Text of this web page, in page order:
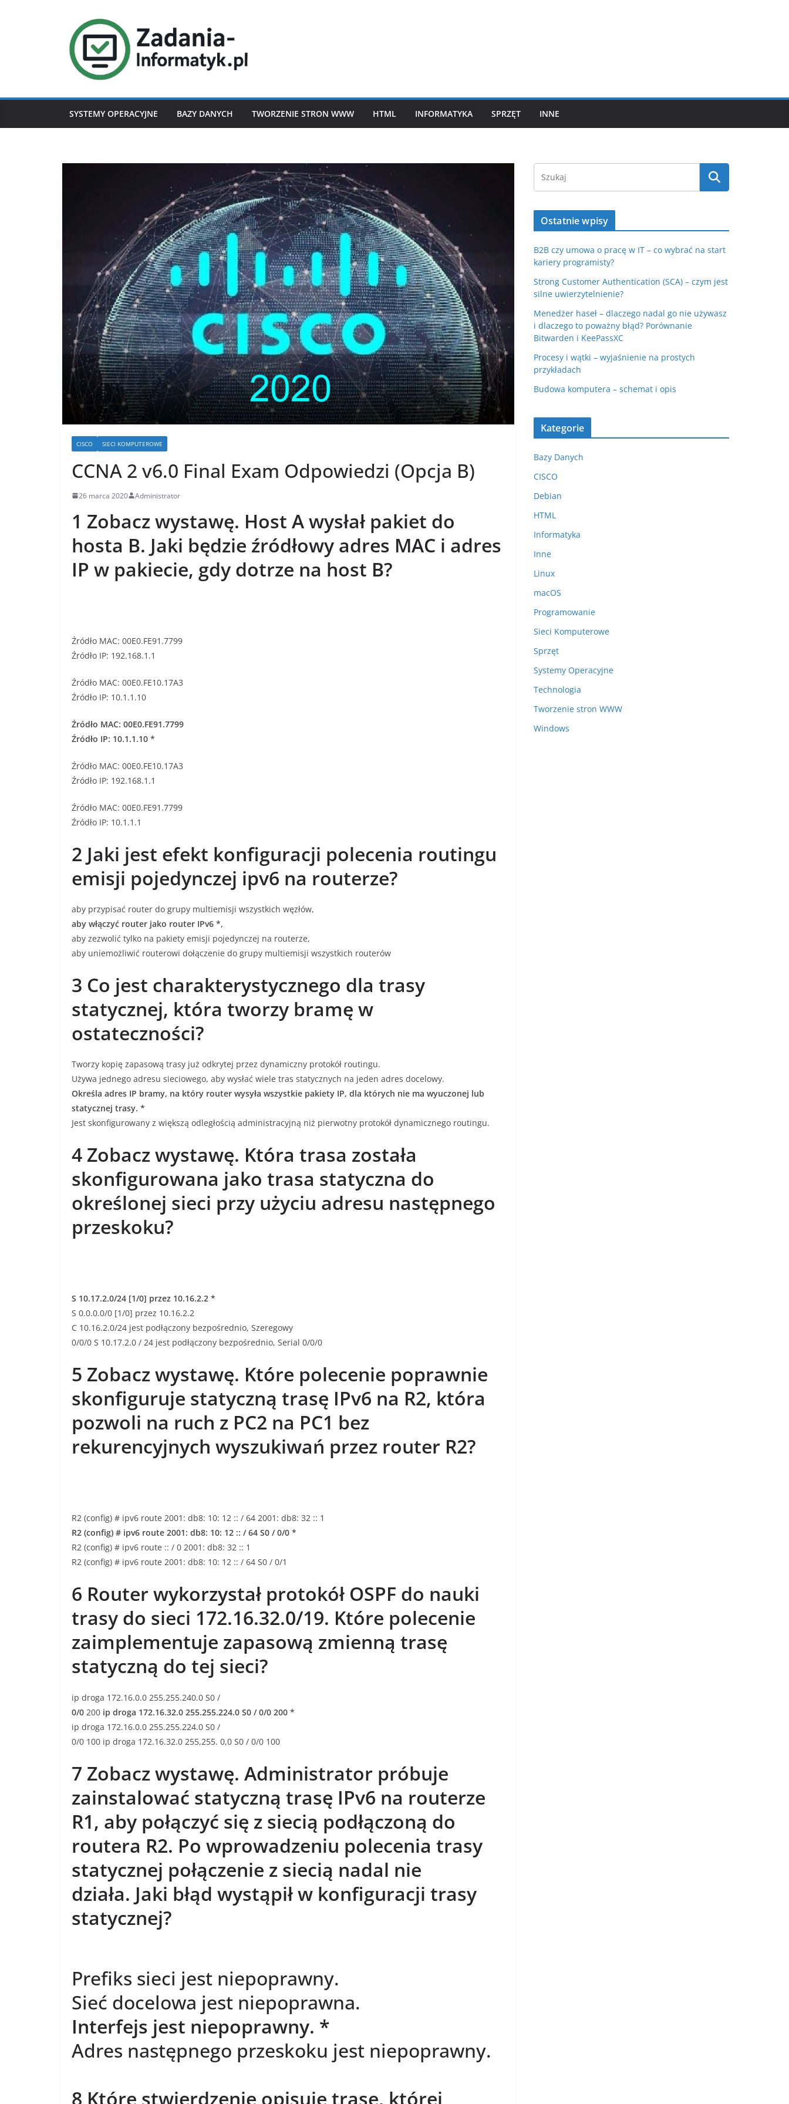
SYSTEMY OPERACYJNE BAZY DANYCH TWORZENIE STRON WWW HTML INFORMATYKA SPRZĘT INNE
CISCO SIECI KOMPUTEROWE
CCNA 2 v6.0 Final Exam Odpowiedzi (Opcja B)
26 marca 2020 Administrator
1 Zobacz wystawę. Host A wysłał pakiet do
hosta B. Jaki będzie źródłowy adres MAC i adres
IP w pakiecie, gdy dotrze na host B?
Źródło MAC: 00E0.FE91.7799
Źródło IP: 192.168.1.1
Źródło MAC: 00E0.FE10.17A3
Źródło IP: 10.1.1.10
Źródło MAC: 00E0.FE91.7799
Źródło IP: 10.1.1.10 *
Źródło MAC: 00E0.FE10.17A3
Źródło IP: 192.168.1.1
Źródło MAC: 00E0.FE91.7799
Źródło IP: 10.1.1.1
2 Jaki jest efekt konfiguracji polecenia routingu
emisji pojedynczej ipv6 na routerze?
aby przypisać router do grupy multiemisji wszystkich węzłów,
aby włączyć router jako router IPv6 *,
aby zezwolić tylko na pakiety emisji pojedynczej na routerze,
aby uniemożliwić routerowi dołączenie do grupy multiemisji wszystkich routerów
3 Co jest charakterystycznego dla trasy
statycznej, która tworzy bramę w
ostateczności?
Tworzy kopię zapasową trasy już odkrytej przez dynamiczny protokół routingu.
Używa jednego adresu sieciowego, aby wysłać wiele tras statycznych na jeden adres docelowy.
Określa adres IP bramy, na który router wysyła wszystkie pakiety IP, dla których nie ma wyuczonej lub
statycznej trasy. *
Jest skonfigurowany z większą odległością administracyjną niż pierwotny protokół dynamicznego routingu.
4 Zobacz wystawę. Która trasa została
skonfigurowana jako trasa statyczna do
określonej sieci przy użyciu adresu następnego
przeskoku?
S 10.17.2.0/24 [1/0] przez 10.16.2.2 *
S 0.0.0.0/0 [1/0] przez 10.16.2.2
C 10.16.2.0/24 jest podłączony bezpośrednio, Szeregowy
0/0/0 S 10.17.2.0 / 24 jest podłączony bezpośrednio, Serial 0/0/0
5 Zobacz wystawę. Które polecenie poprawnie
skonfiguruje statyczną trasę IPv6 na R2, która
pozwoli na ruch z PC2 na PC1 bez
rekurencyjnych wyszukiwań przez router R2?
R2 (config) # ipv6 route 2001: db8: 10: 12 :: / 64 2001: db8: 32 :: 1
R2 (config) # ipv6 route 2001: db8: 10: 12 :: / 64 S0 / 0/0 *
R2 (config) # ipv6 route :: / 0 2001: db8: 32 :: 1
R2 (config) # ipv6 route 2001: db8: 10: 12 :: / 64 S0 / 0/1
6 Router wykorzystał protokół OSPF do nauki
trasy do sieci 172.16.32.0/19. Które polecenie
zaimplementuje zapasową zmienną trasę
statyczną do tej sieci?
ip droga 172.16.0.0 255.255.240.0 S0 /
0/0 200 ip droga 172.16.32.0 255.255.224.0 S0 / 0/0 200 *
ip droga 172.16.0.0 255.255.224.0 S0 /
0/0 100 ip droga 172.16.32.0 255,255. 0,0 S0 / 0/0 100
7 Zobacz wystawę. Administrator próbuje
zainstalować statyczną trasę IPv6 na routerze
R1, aby połączyć się z siecią podłączoną do
routera R2. Po wprowadzeniu polecenia trasy
statycznej połączenie z siecią nadal nie
działa. Jaki błąd wystąpił w konfiguracji trasy
statycznej?
Prefiks sieci jest niepoprawny.
Sieć docelowa jest niepoprawna.
Interfejs jest niepoprawny. *
Adres następnego przeskoku jest niepoprawny.
8 Które stwierdzenie opisuje trasę, której
Ostatnie wpisy
B2B czy umowa o pracę w IT – co wybrać na start
kariery programisty?
Strong Customer Authentication (SCA) – czym jest
silne uwierzytelnienie?
Menedżer haseł – dlaczego nadal go nie używasz
i dlaczego to poważny błąd? Porównanie
Bitwarden i KeePassXC
Procesy i wątki – wyjaśnienie na prostych
przykładach
Budowa komputera – schemat i opis
Kategorie
Bazy Danych
CISCO
Debian
HTML
Informatyka
Inne
Linux
macOS
Programowanie
Sieci Komputerowe
Sprzęt
Systemy Operacyjne
Technologia
Tworzenie stron WWW
Windows